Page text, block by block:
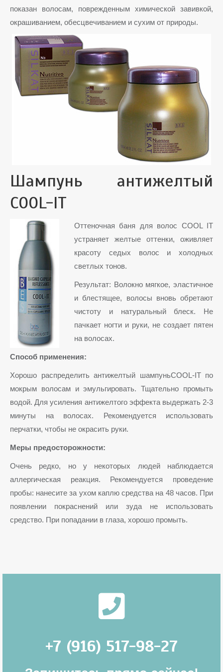
показан волосам, поврежденным химической завивкой,
окрашиванием, обесцвечиванием и сухим от природы.
Шампунь антижелтый
COOL-IT
Оттеночная баня для волос COOL IT
устраняет желтые оттенки, оживляет
красоту седых волос и холодных
светлых тонов.
Результат: Волокно мягкое, эластичное
и блестящее, волосы вновь обретают
чистоту и натуральный блеск. Не
пачкает ногти и руки, не создает пятен
на волосах.
Способ применения:
Хорошо распределить антижелтый шампуньCOOL-IT по
мокрым волосам и эмульгировать. Тщательно промыть
водой. Для усиления антижелтого эффекта выдержать 2-3
минуты на волосах. Рекомендуется использовать
перчатки, чтобы не окрасить руки.
Меры предосторожности:
Очень редко, но у некоторых людей наблюдается
аллергическая реакция. Рекомендуется проведение
пробы: нанесите за ухом каплю средства на 48 часов. При
появлении покраснений или зуда не использовать
средство. При попадании в глаза, хорошо промыть.
+7 (916) 517-98-27